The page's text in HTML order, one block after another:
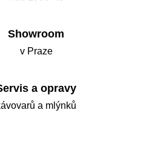
Showroom
v Praze
a opravy
a mlýnků